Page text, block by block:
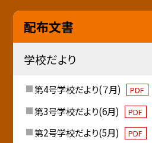
配布文書
学校だより
第4号学校だより(７月) PDF
第3号学校だより(6月)
PDF
第2号学校だより(5月)
PDF